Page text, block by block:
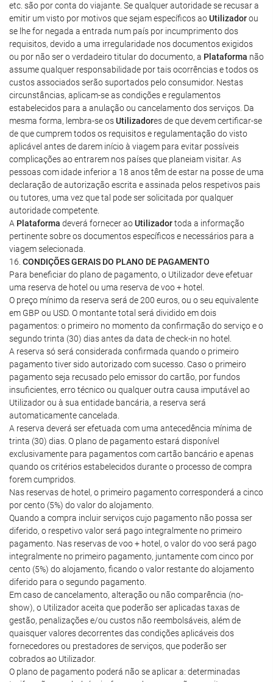
etc. são por conta do viajante. Se qualquer autoridade se recusar a
emitir um visto por motivos que sejam específicos aoUtilizadorou
se lhe for negada a entrada num país por incumprimento dos
requisitos, devido a uma irregularidade nos documentos exigidos
ou por não ser o verdadeiro titular do documento, a Plataforma não
assume qualquer responsabilidade por tais ocorrências e todos os
custos associados serão suportados pelo consumidor. Nestas
circunstâncias, aplicam-se as condições e regulamentos
estabelecidos para a anulação ou cancelamento dos serviços. Da
mesma forma, lembra-se osUtilizadores de que devem certificar-se
de que cumprem todos os requisitos e regulamentação do visto
aplicável antes de darem início à viagem para evitar possíveis
complicações ao entrarem nos países que planeiam visitar. As
pessoas com idade inferior a 18 anos têm de estar na posse de uma
declaração de autorização escrita e assinada pelos respetivos pais
ou tutores, uma vez que tal pode ser solicitada por qualquer
autoridade competente.
A Plataforma deverá fornecer aoUtilizadortoda a informação
pertinente sobre os documentos específicos e necessários para a
viagem selecionada.
16. CONDIÇÕES GERAIS DO PLANO DE PAGAMENTO
Para beneficiar do plano de pagamento, o Utilizador deve efetuar
uma reserva de hotel ou uma reserva de voo + hotel.
O preço mínimo da reserva será de 200 euros, ou o seu equivalente
em GBP ou USD. O montante total será dividido em dois
pagamentos: o primeiro no momento da confirmação do serviço e o
segundo trinta (30) dias antes da data de check-in no hotel.
A reserva só será considerada confirmada quando o primeiro
pagamento tiver sido autorizado com sucesso. Caso o primeiro
pagamento seja recusado pelo emissor do cartão, por fundos
insuficientes, erro técnico ou qualquer outra causa imputável ao
Utilizador ou à sua entidade bancária, a reserva será
automaticamente cancelada.
A reserva deverá ser efetuada com uma antecedência mínima de
trinta (30) dias. O plano de pagamento estará disponível
exclusivamente para pagamentos com cartão bancário e apenas
quando os critérios estabelecidos durante o processo de compra
forem cumpridos.
Nas reservas de hotel, o primeiro pagamento corresponderá a cinco
por cento (5%) do valor do alojamento.
Quando a compra incluir serviços cujo pagamento não possa ser
diferido, o respetivo valor será pago integralmente no primeiro
pagamento. Nas reservas de voo + hotel, o valor do voo será pago
integralmente no primeiro pagamento, juntamente com cinco por
cento (5%) do alojamento, ficando o valor restante do alojamento
diferido para o segundo pagamento.
Em caso de cancelamento, alteração ou não comparência (no-
show), o Utilizador aceita que poderão ser aplicadas taxas de
gestão, penalizações e/ou custos não reembolsáveis, além de
quaisquer valores decorrentes das condições aplicáveis dos
fornecedores ou prestadores de serviços, que poderão ser
cobrados ao Utilizador.
O plano de pagamento poderá não se aplicar a: determinadas